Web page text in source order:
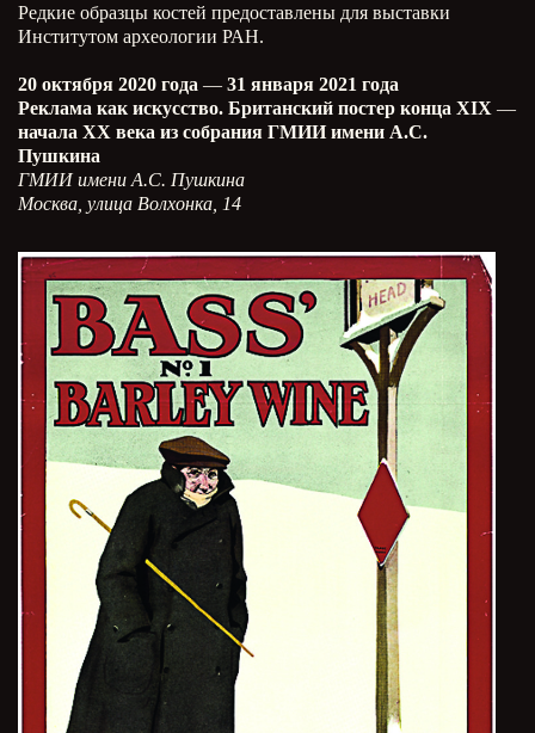
Редкие образцы костей предоставлены для выставки
Институтом археологии РАН.
20 октября 2020 года — 31 января 2021 года
Реклама как искусство. Британский постер конца XIX —
начала XX века из собрания ГМИИ имени А.С.
Пушкина
ГМИИ имени А.С. Пушкина
Москва, улица Волхонка, 14